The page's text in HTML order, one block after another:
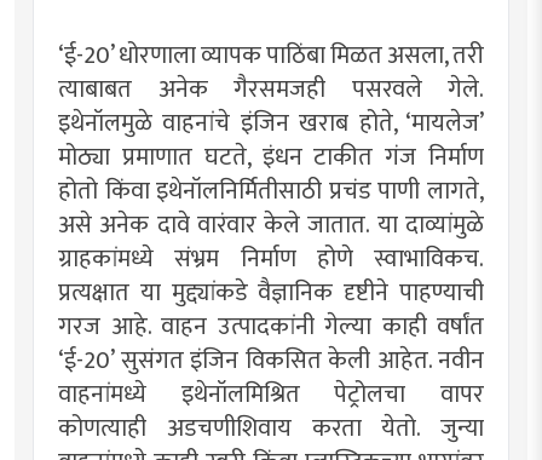
‌‘ई-20‌’ धोरणाला व्यापक पाठिंबा मिळत असला, तरी
त्याबाबत अनेक गैरसमजही पसरवले गेले.
इथेनॉलमुळे वाहनांचे इंजिन खराब होते, ‌‘मायलेज‌’
मोठ्या प्रमाणात घटते, इंधन टाकीत गंज निर्माण
होतो किंवा इथेनॉलनिर्मितीसाठी प्रचंड पाणी लागते,
असे अनेक दावे वारंवार केले जातात. या दाव्यांमुळे
ग्राहकांमध्ये संभ्रम निर्माण होणे स्वाभाविकच.
प्रत्यक्षात या मुद्द्यांकडे वैज्ञानिक दृष्टीने पाहण्याची
गरज आहे. वाहन उत्पादकांनी गेल्या काही वर्षांत
‌‘ई-20‌’ सुसंगत इंजिन विकसित केली आहेत. नवीन
वाहनांमध्ये इथेनॉलमिश्रित पेट्रोलचा वापर
कोणत्याही अडचणीशिवाय करता येतो. जुन्या